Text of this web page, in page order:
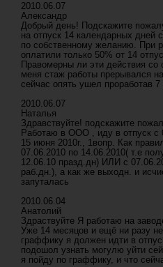
2010.06.07
Александр
Добрый день! Подскажите
на отпуск 14 календарных
по собственному желанию. При
оплатили только 50% от 14
Правомерны ли эти действия со
меня стаж работы прерывался
сейчас опять ушел проработав 7
2010.06.07
Наталья
Здравствуйте! подскажите
Работаю в ООО , иду в отпуск с
15 июня 2010г., 1вопр. Как
07.06.2010 по 14.06.2010( т.е
12.06.10 празд.дн) ИЛИ с
раб.дн.), а как же выходн. и
запуталась
2010.06.04
Анатолий
Здраствуйте Я работаю на
Уже 14 месяцов и ещё ни разу
граффику я должен идти в
подошол узнать могулю уйти
я пойду по граффику, и что